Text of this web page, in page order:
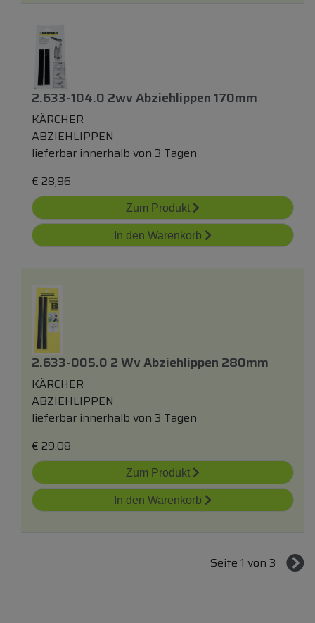
2.633-104.0 2wv Abziehlippen 170mm
KÄRCHER
ABZIEHLIPPEN
lieferbar innerhalb von 3 Tagen
€ 28,96
Zum Produkt
In den Warenkorb
2.633-005.0 2 Wv Abziehlippen 280mm
KÄRCHER
ABZIEHLIPPEN
lieferbar innerhalb von 3 Tagen
€ 29,08
Zum Produkt
In den Warenkorb
Seite 1 von 3